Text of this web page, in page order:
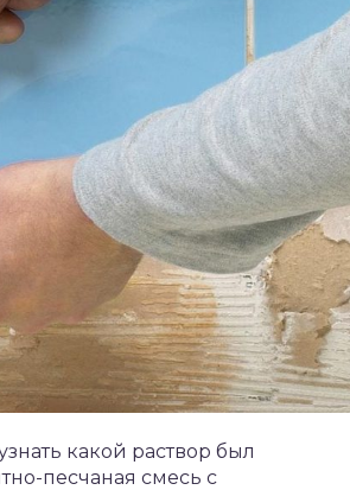
какой раствор был
песчаная смесь с